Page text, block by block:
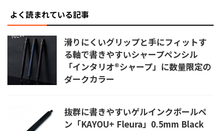
よく読まれている記事
滑りにくいグリップと手にフィットす
る軸で書きやすいシャープペンシル
「インタリオ®シャープ」に数量限定の
ダークカラー
抜群に書きやすいゲルインクボールペ
ン「KAYOU+ Fleura」0.5mm Black